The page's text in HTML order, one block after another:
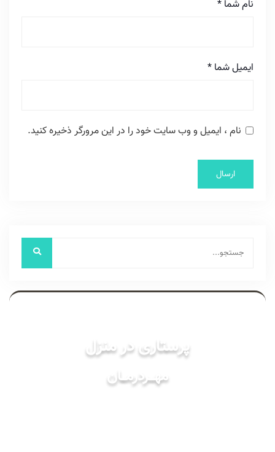
نام شما *
ایمیل شما *
نام ، ایمیل و وب سایت خود را در این مرورگر ذخیره کنید.
پرستاری در منزل
مهـــردرمـــان